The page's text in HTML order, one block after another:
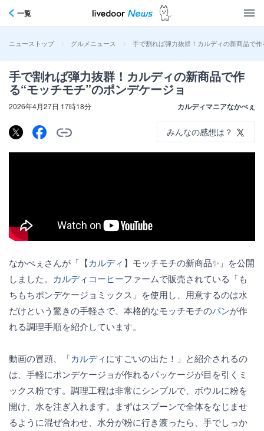
一覧
ニューストップ > グルメニュース > 手で割れば弾力抜群！カルディの新商品で
手で割れば弾力抜群！カルディの新商品で作
る“モッチモチ”のポンデケージョ
2026年4月27日 17時18分 カルディマニアなかべぇ
みんなの感想は？
なかべぇさんが「【カルディ 】モッチモチの新商品✨」を公開
しました。 カルディ コーヒーファームで販売されている「も
ちもちポンデケージョミックス」を使用し、用意するのは水
だけという驚きの手軽さで、本格的なモッチモチのパンが作
れる調理手順を紹介しています。
動画の冒頭、「カルディにすごいの出た！」と紹介されるの
は、手軽にポンデケージョが作れるパッケージが目を引くミ
ックス粉です。調理工程は非常にシンプルで、ボウルに粉を
開け、水を注ぎ入れます。まずはスプーンで全体をなじませ
るように混ぜ合わせ、水分が粉に行き渡ったら、手でしっか